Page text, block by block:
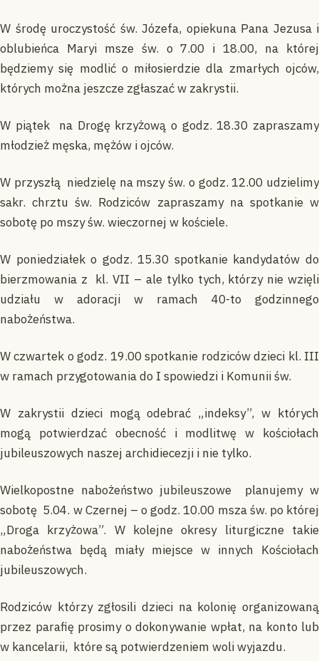
W środę uroczystość św. Józefa, opiekuna Pana Jezusa i
oblubieńca Maryi msze św. o 7.00 i 18.00, na której
będziemy się modlić o miłosierdzie dla zmarłych ojców,
których można jeszcze zgłaszać w zakrystii.
W piątek na Drogę krzyżową o godz. 18.30 zapraszamy
młodzież męska, mężów i ojców.
W przyszłą niedzielę na mszy św. o godz. 12.00 udzielimy
sakr. chrztu św. Rodziców zapraszamy na spotkanie w
sobotę po mszy św. wieczornej w kościele.
W poniedziałek o godz. 15.30 spotkanie kandydatów do
bierzmowania z kl. VII – ale tylko tych, którzy nie wzięli
udziału w adoracji w ramach 40-to godzinnego
nabożeństwa.
W czwartek o godz. 19.00 spotkanie rodziców dzieci kl. III
w ramach przygotowania do I spowiedzi i Komunii św.
W zakrystii dzieci mogą odebrać „indeksy”, w których
mogą potwierdzać obecność i modlitwę w kościołach
jubileuszowych naszej archidiecezji i nie tylko.
Wielkopostne nabożeństwo jubileuszowe planujemy w
sobotę 5.04. w Czernej – o godz. 10.00 msza św. po której
„Droga krzyżowa”. W kolejne okresy liturgiczne takie
nabożeństwa będą miały miejsce w innych Kościołach
jubileuszowych.
Rodziców którzy zgłosili dzieci na kolonię organizowaną
przez parafię prosimy o dokonywanie wpłat, na konto lub
w kancelarii, które są potwierdzeniem woli wyjazdu.